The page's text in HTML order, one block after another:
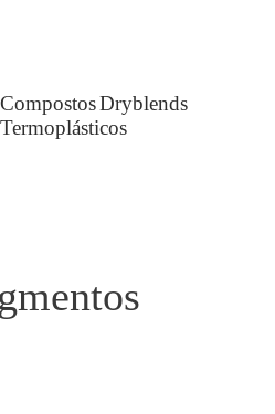
Compostos
Termoplásticos
Dryblends